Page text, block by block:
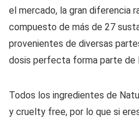
el mercado, la gran diferencia
compuesto de más de 27
provenientes de diversas
dosis perfecta forma parte de
Todos los ingredientes de
y cruelty free, por lo que si